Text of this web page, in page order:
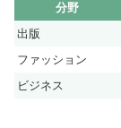
分野
出版
ファッション
ビジネス